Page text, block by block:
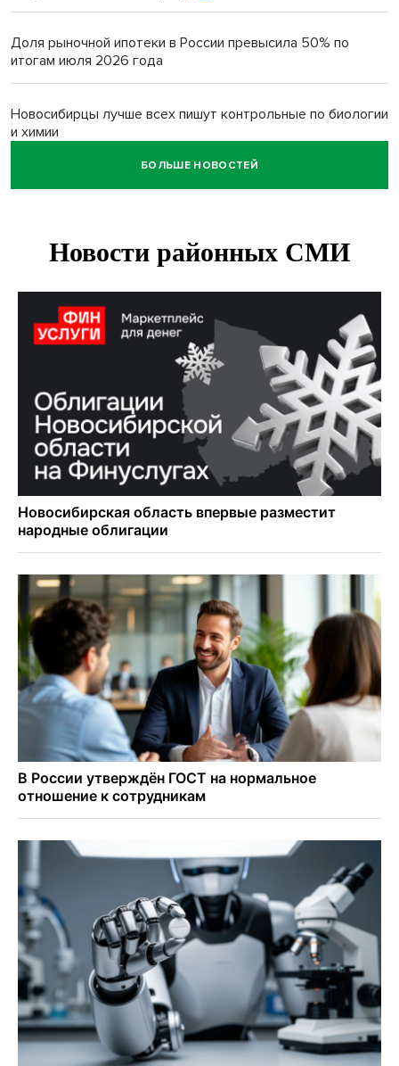
Доля рыночной ипотеки в России превысила 50% по
итогам июля 2026 года
Новосибирцы лучше всех пишут контрольные по биологии
и химии
Нейросеть для диагностики депрессии в крови создали в
Двум бойцам СВО после минно-взрывной травмы
Персидский ковер «108 шахов» впервые вывезли из музея
Востока в Новосибирск
Актриса из Новосибирска Евгения Туркова сыграла мать
в сериале «Малой»
БОЛЬШЕ НОВОСТЕЙ